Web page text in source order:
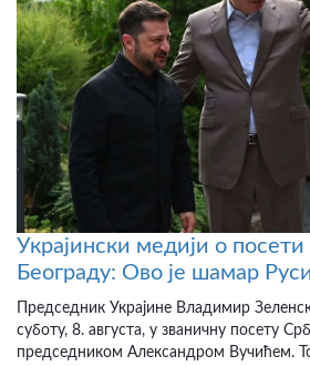
Украјински медији о
Београду: Ово је шамар
Председник Украјине Владимир
суботу, 8. августа, у званичну посету
председником Александром Вучићем.